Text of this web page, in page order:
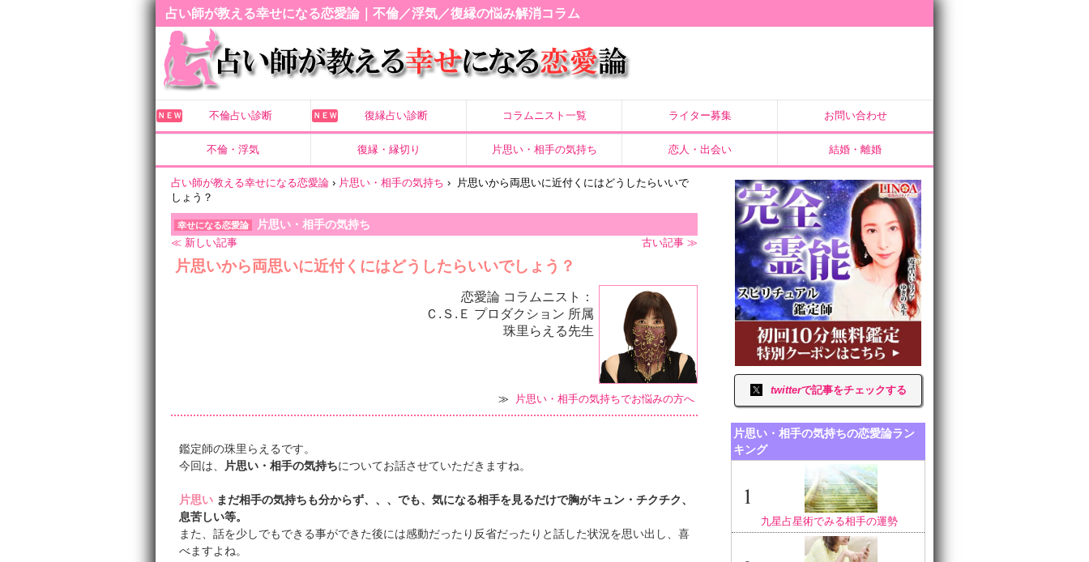
占い師が教える幸せになる恋愛論｜不倫／浮気／復縁の悩み解消コラム
ＮＥＷ 不倫占い診断 ＮＥＷ 復縁占い診断 コラムニスト一覧 ライター募集 お問い合わせ
不倫・浮気 復縁・縁切り 片思い・相手の気持ち 恋人・出会い 結婚・離婚
占い師が教える幸せになる恋愛論 › 片思い・相手の気持ち ›
片思いから両思いに近付くにはどうしたらいいで
しょう？
幸せになる恋愛論 片思い・相手の気持ち
≪ 新しい記事 古い記事 ≫
片思いから両思いに近付くにはどうしたらいいでしょう？
恋愛論 コラムニスト：
Ｃ.Ｓ.Ｅ プロダクション 所属
珠里らえる先生
≫ 片思い・相手の気持ちでお悩みの方へ
鑑定師の珠里らえるです。
今回は、
片思い・相手の気持ちについてお話させていただきますね。
片思い まだ相手の気持ちも分からず、、、でも、気になる相手を見るだけで胸がキュン・チクチク、
息苦しい等。
また、話を少しでもできる事ができた後には感動だったり反省だったりと話した状況を思い出し、喜
べますよね。
twitterで記事をチェックする
片思い・相手の気持ちの恋愛論ラン
キング
九星占星術でみる相手の運勢